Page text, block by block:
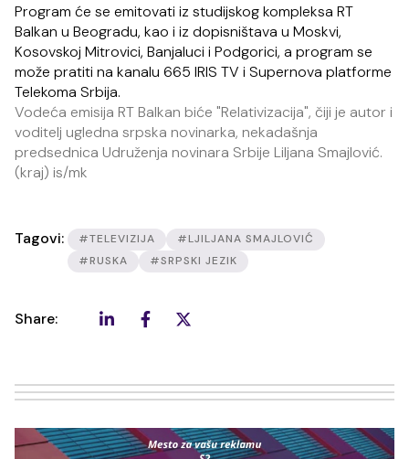
Program će se emitovati iz studijskog kompleksa RT
Balkan u Beogradu, kao i iz dopisništava u Moskvi,
Kosovskoj Mitrovici, Banjaluci i Podgorici, a program se
može pratiti na kanalu 665 IRIS TV i Supernova platforme
Telekoma Srbija.
Vodeća emisija RT Balkan biće "Relativizacija", čiji je autor i
voditelj ugledna srpska novinarka, nekadašnja
predsednica Udruženja novinara Srbije Liljana Smajlović.
(kraj) is/mk
Tagovi: #TELEVIZIJA
#LJILJANA SMAJLOVIĆ
#RUSKA
#SRPSKI JEZIK
Share: